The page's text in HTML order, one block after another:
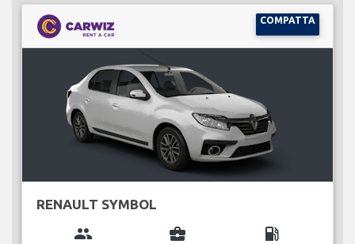
COMPATTA
RENAULT SYMBOL
group business_center local_gas_station